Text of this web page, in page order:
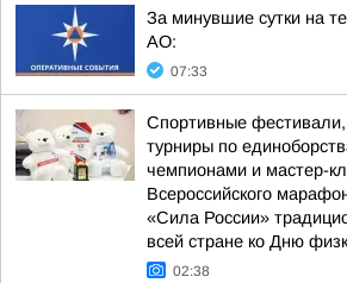
За минувшие сутки на
АО:
07:33
Спортивные фестивали,
турниры по
чемпионами и мастер-
Всероссийского
«Сила России»
всей стране ко Дню
02:38